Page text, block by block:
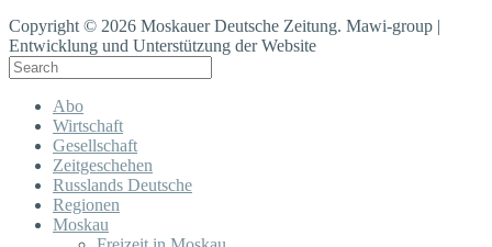
Copyright © 2026 Moskauer Deutsche Zeitung. Mawi-group |
Entwicklung und Unterstützung der Website
Abo
Wirtschaft
Gesellschaft
Zeitgeschehen
Russlands Deutsche
Regionen
Moskau